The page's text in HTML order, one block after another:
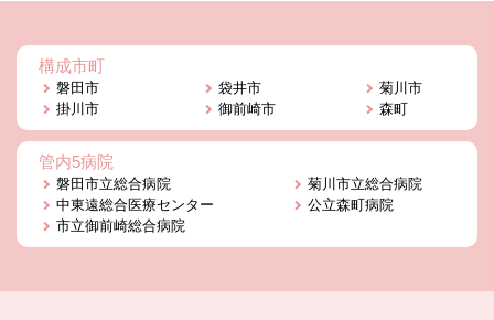
構成市町
磐田市
掛川市
袋井市
御前崎市
菊川市
森町
管内5病院
磐田市立総合病院
中東遠総合医療センター
市立御前崎総合病院
菊川市立総合病院
公立森町病院